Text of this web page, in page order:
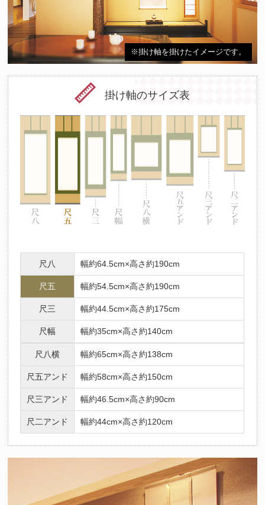
※掛け軸を掛けたイメージです。
掛け軸のサイズ表
尺八 幅約64.5cm×高さ約190cm
尺五 幅約54.5cm×高さ約190cm
尺三 幅約44.5cm×高さ約175cm
尺幅 幅約35cm×高さ約140cm
尺八横 幅約65cm×高さ約138cm
尺五アンド 幅約58cm×高さ約150cm
尺三アンド 幅約46.5cm×高さ約90cm
尺二アンド 幅約44cm×高さ約120cm